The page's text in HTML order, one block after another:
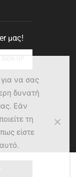
μας!
να σας
δυνατή
Εάν
τη
είστε